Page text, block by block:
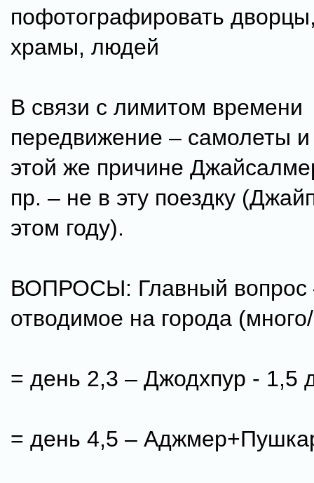
пофотографировать
храмы, людей
В связи с лимитом времени
передвижение – самолеты
этой же причине
пр. – не в эту поездку
этом году).
ВОПРОСЫ: Главный вопрос
отводимое на города
= день 2,3 – Джодхпур - 1,5
= день 4,5 –